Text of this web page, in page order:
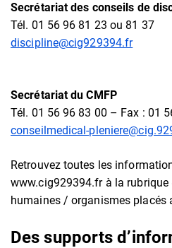
Secrétariat des conseils de
Tél. 01 56 96 81 23 ou 81 37
discipline@cig929394.fr
Secrétariat du CMFP
Tél. 01 56 96 83 00 – Fax : 01
conseilmedical-
Retrouvez toutes les
www.cig929394.fr à la rubrique
humaines / organismes placés
Des supports